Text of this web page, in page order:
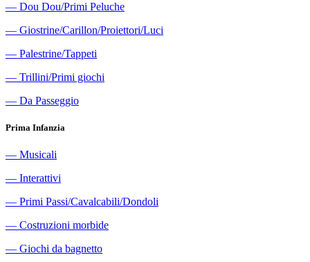
― Dou Dou/Primi Peluche
― Giostrine/Carillon/Proiettori/Luci
― Palestrine/Tappeti
― Trillini/Primi giochi
― Da Passeggio
Prima Infanzia
― Musicali
― Interattivi
― Primi Passi/Cavalcabili/Dondoli
― Costruzioni morbide
― Giochi da bagnetto